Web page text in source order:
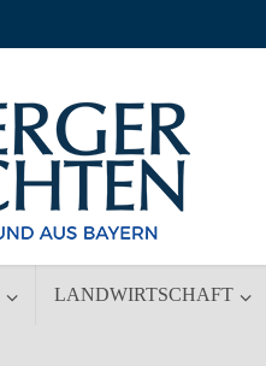
LANDWIRTSCHAFT